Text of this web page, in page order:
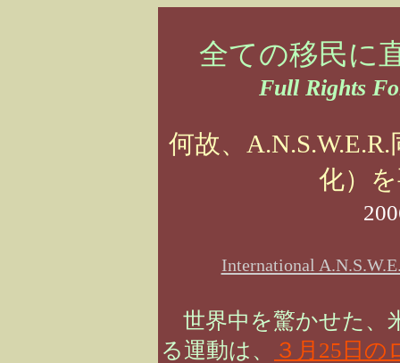
全ての移民に
Full Rights
何故、
化）
International
世界中を驚かせた、
る運動は、
３月25日